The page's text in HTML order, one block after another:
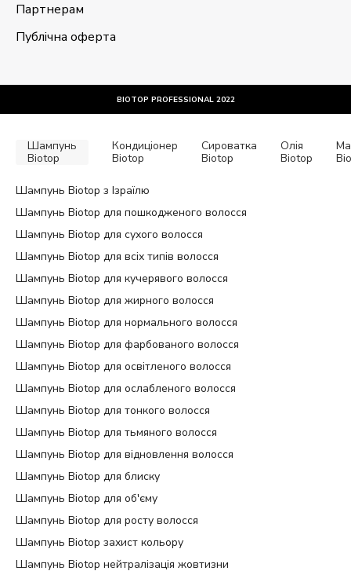
Партнерам
Публічна оферта
BIOTOP PROFESSIONAL 2022
Шампунь
Biotop
Кондиціонер
Biotop
Сироватка
Biotop
Олія
Biotop
Шампунь Biotop з Ізраїлю
Шампунь Biotop для пошкодженого волосся
Шампунь Biotop для сухого волосся
Шампунь Biotop для всіх типів волосся
Шампунь Biotop для кучерявого волосся
Шампунь Biotop для жирного волосся
Шампунь Biotop для нормального волосся
Шампунь Biotop для фарбованого волосся
Шампунь Biotop для освітленого волосся
Шампунь Biotop для ослабленого волосся
Шампунь Biotop для тонкого волосся
Шампунь Biotop для тьмяного волосся
Шампунь Biotop для відновлення волосся
Шампунь Biotop для блиску
Шампунь Biotop для об'єму
Шампунь Biotop для росту волосся
Шампунь Biotop захист кольору
Шампунь Biotop нейтралізація жовтизни